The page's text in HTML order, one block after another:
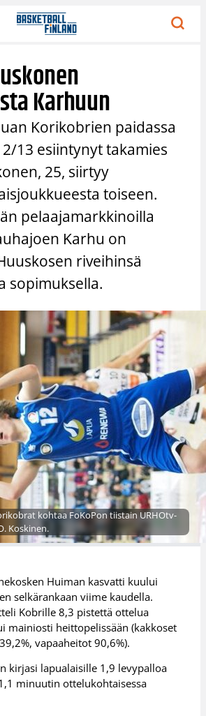
Karhuun
Korikobrien paidassa
13 esiintynyt takamies
25, siirtyy
toiseen.
pelaajamarkkinoilla
Karhu on
riveihinsä
sopimuksella.
kohtaa FoKoPon tiistain URHOtv-
Koskinen.
Huiman kasvatti kuului
selkärankaan viime kaudella.
Kobrille 8,3 pistettä ottelua
mainiosti heittopelissään (kakkoset
vapaaheitot 90,6%).
kirjasi lapualaisille 1,9 levypalloa
minuutin ottelukohtaisessa